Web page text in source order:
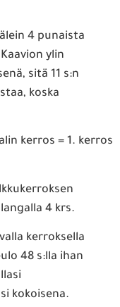
4 punaista
ylin
sitä 11 s:n
koska
kerros = 1. kerros
4 krs.
kerroksella
48 s:lla ihan
kokoisena.